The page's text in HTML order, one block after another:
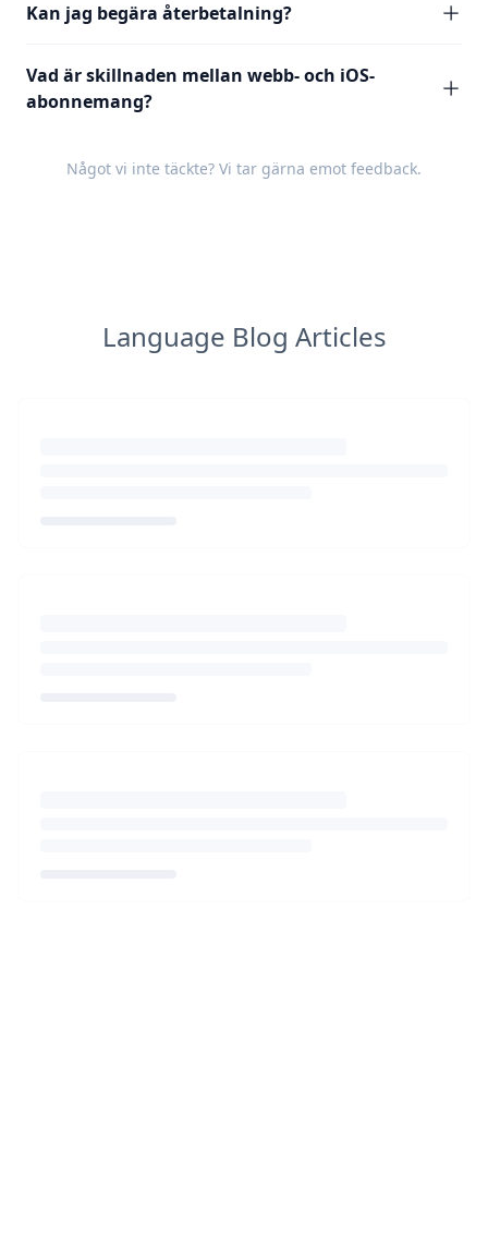
Kan jag begära återbetalning?
Vad är skillnaden mellan webb- och iOS-
abonnemang?
Något vi inte täckte? Vi tar gärna emot feedback.
Language Blog Articles